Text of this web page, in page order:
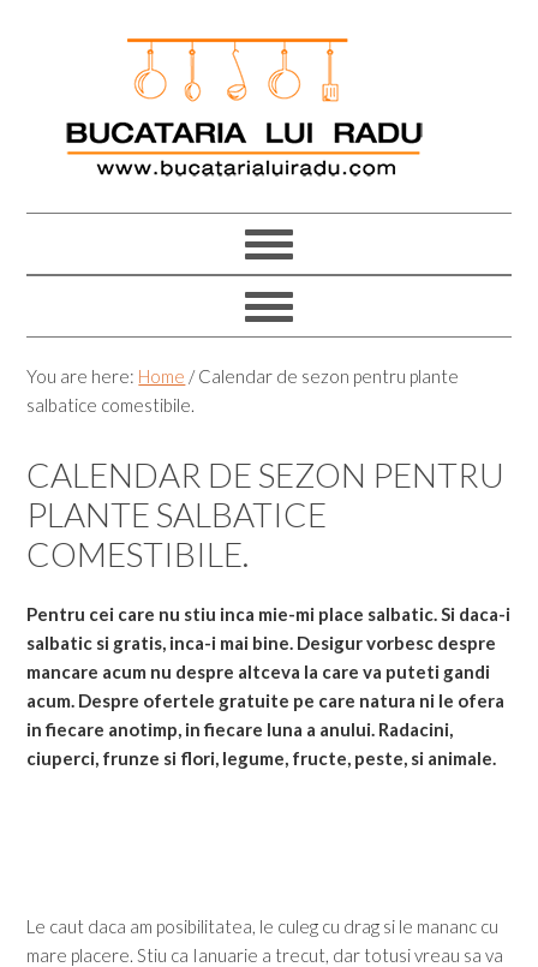
You are here: Home /Calendar de sezon pentru plante
salbatice comestibile.
CALENDAR DE SEZON PENTRU
PLANTE SALBATICE
COMESTIBILE.
Pentru cei care nu stiu inca mie-mi place salbatic. Si daca-i
salbatic si gratis, inca-i mai bine. Desigur vorbesc despre
mancare acum nu despre altceva la care va puteti gandi
acum. Despre ofertele gratuite pe care natura ni le ofera
in fiecare anotimp, in fiecare luna a anului. Radacini,
ciuperci, frunze si flori, legume, fructe, peste, si animale.
Le caut daca am posibilitatea, le culeg cu drag si le mananc cu
mare placere. Stiu ca Ianuarie a trecut, dar totusi vreau sa va